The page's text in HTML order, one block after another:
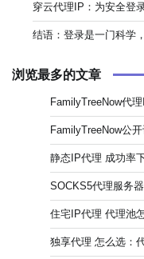
穿云代理IP：为安全登
结语：登录是一门科学
浏览最多的文章
FamilyTreeNow代
FamilyTreeNow公
静态IP代理 成功率
SOCKS5代理服务
住宅IP代理 代理池
独享代理 怎么选：